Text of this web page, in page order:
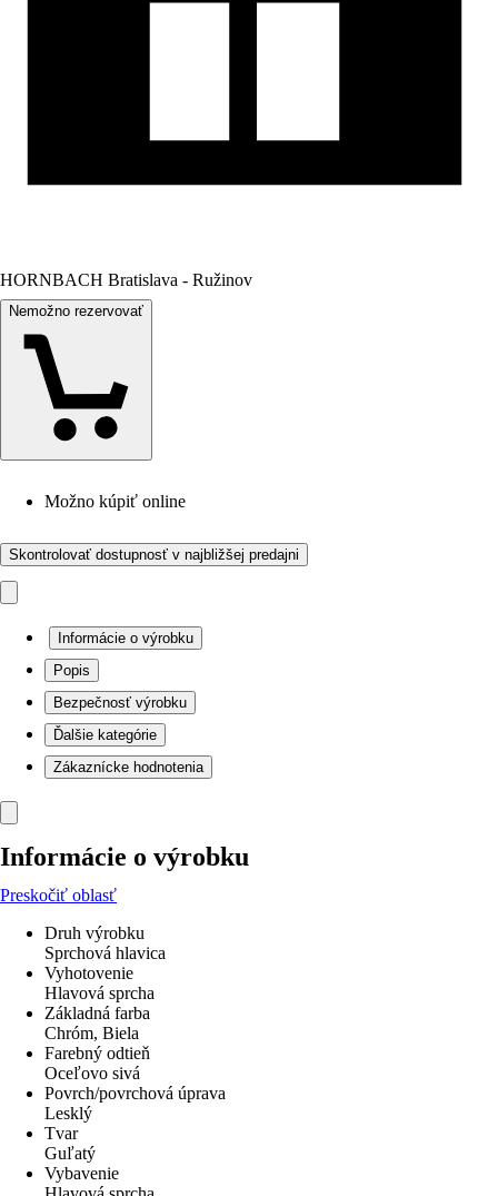
HORNBACH Bratislava - Ružinov
Nemožno rezervovať
Možno kúpiť online
Skontrolovať dostupnosť v najbližšej predajni
Informácie o výrobku
Popis
Bezpečnosť výrobku
Ďalšie kategórie
Zákaznícke hodnotenia
Informácie o výrobku
Preskočiť oblasť
Druh výrobku
Sprchová hlavica
Vyhotovenie
Hlavová sprcha
Základná farba
Chróm, Biela
Farebný odtieň
Oceľovo sivá
Povrch/povrchová úprava
Lesklý
Tvar
Guľatý
Vybavenie